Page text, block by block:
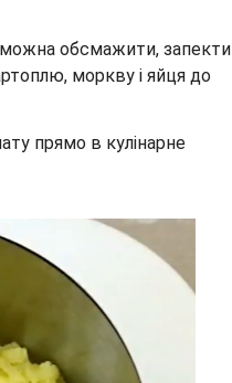
(можна обсмажити, запекти
моркву і яйця до
прямо в кулінарне